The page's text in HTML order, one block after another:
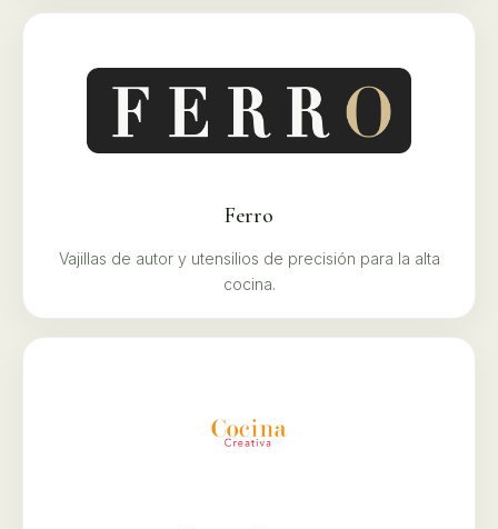
Ferro
Vajillas de autor y utensilios de precisión para la alta
cocina.